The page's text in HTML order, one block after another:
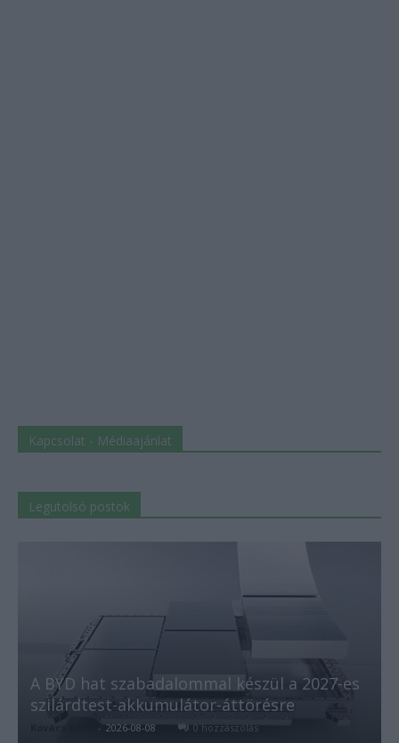
Kapcsolat - Médiaajánlat
Legutolsó postok
A BYD hat szabadalommal készül a 2027-es
szilárdtest-akkumulátor-áttörésre
- 2026-08-08 0 hozzászólás